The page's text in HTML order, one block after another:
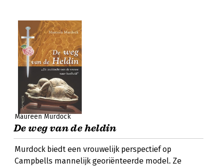
Maureen Murdock
De weg van de heldin
Murdock biedt een vrouwelijk perspectief op
Campbells mannelijk georiënteerde model. Ze